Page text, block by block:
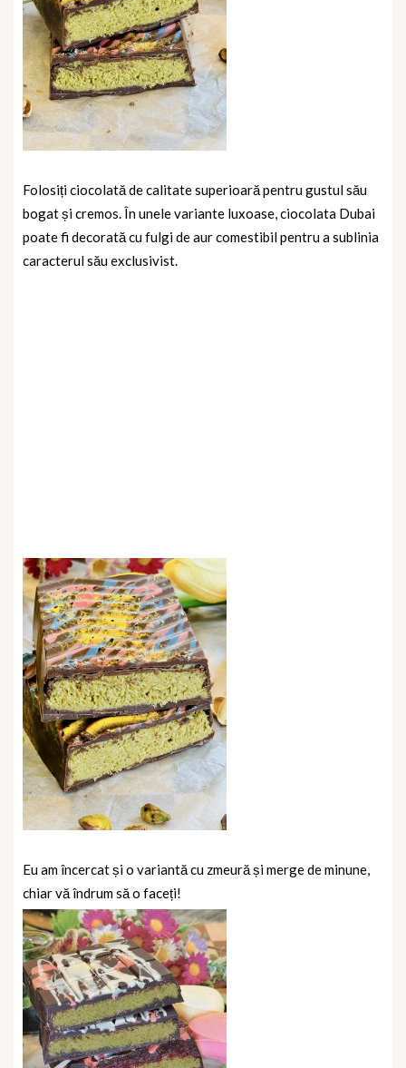
Folosiți ciocolată de calitate superioară pentru gustul său
bogat și cremos. În unele variante luxoase, ciocolata Dubai
poate fi decorată cu fulgi de aur comestibil pentru a sublinia
caracterul său exclusivist.
Eu am încercat și o variantă cu zmeură și merge de minune,
chiar vă îndrum să o faceți!